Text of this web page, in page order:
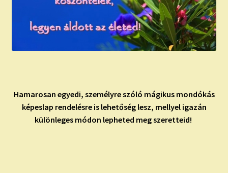
Hamarosan egyedi, személyre szóló mágikus mondókás
képeslap rendelésre is lehetőség lesz, mellyel igazán
különleges módon lepheted meg szeretteid!